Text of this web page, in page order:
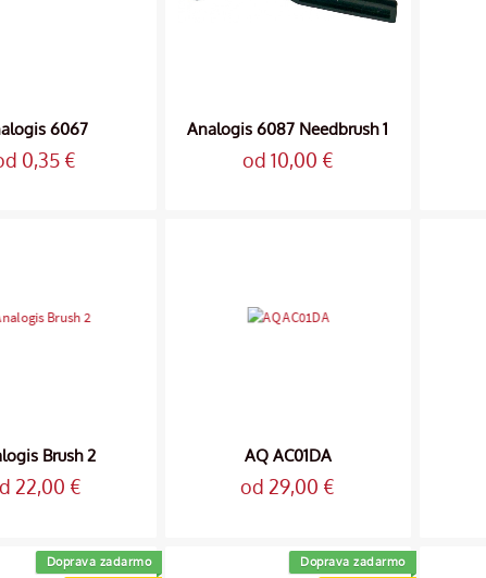
6067
0,35 €
Analogis 6087 Needbrush 1
od 10,00 €
Brush 2
22,00 €
AQ AC01DA
od 29,00 €
Doprava zadarmo
Doprava zadarmo